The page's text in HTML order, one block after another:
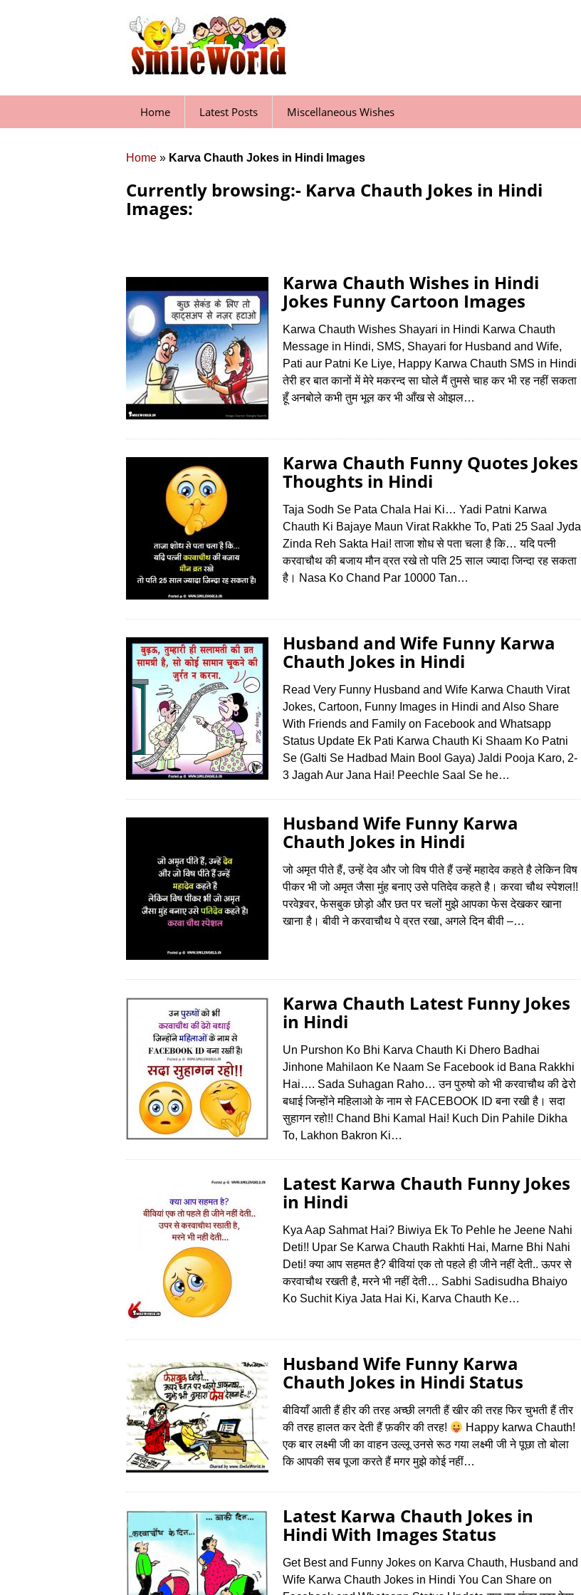
Home Latest Posts Miscellaneous Wishes
Home » Karva Chauth Jokes in Hindi Images
Currently browsing:- Karva Chauth Jokes in Hindi
Images:
Karwa Chauth Wishes in Hindi
Jokes Funny Cartoon Images
Karwa Chauth Wishes Shayari in Hindi Karwa Chauth
Message in Hindi, SMS, Shayari for Husband and Wife,
Pati aur Patni Ke Liye, Happy Karwa Chauth SMS in Hindi
तेरी हर बात कानों में मेरे मकरन्द सा घोले मैं तुमसे चाह कर भी रह नहीं सकता
हूँ अनबोले कभी तुम भूल कर भी आँख से ओझल…
Karwa Chauth Funny Quotes Jokes
Thoughts in Hindi
Taja Sodh Se Pata Chala Hai Ki… Yadi Patni Karwa
Chauth Ki Bajaye Maun Virat Rakkhe To, Pati 25 Saal Jyda
Zinda Reh Sakta Hai! ताजा शोध से पता चला है कि… यदि पत्‍नी
करवाचौथ की बजाय मौन व्रत रखे तो पति 25 साल ज्‍यादा जिन्‍दा रह सकता
है। Nasa Ko Chand Par 10000 Tan…
Husband and Wife Funny Karwa
Chauth Jokes in Hindi
Read Very Funny Husband and Wife Karwa Chauth Virat
Jokes, Cartoon, Funny Images in Hindi and Also Share
With Friends and Family on Facebook and Whatsapp
Status Update Ek Pati Karwa Chauth Ki Shaam Ko Patni
Se (Galti Se Hadbad Main Bool Gaya) Jaldi Pooja Karo, 2-
3 Jagah Aur Jana Hai! Peechle Saal Se he…
Husband Wife Funny Karwa
Chauth Jokes in Hindi
जो अमृत पीते हैं, उन्‍हें देव और जो विष पीते हैं उन्‍हें महादेव कहते है लेकिन विष
पीकर भी जो अमृत जैसा मुंह बनाए उसे पतिदेव कहते है। करवा चौथ स्‍पेशल!!
परवेश्र्वर, फेसबुक छोड़ो और छत पर चलों मुझे आपका फेस देखकर खाना
खाना है। बीवी ने करवाचौथ पे व्रत रखा, अगले दिन बीवी –…
Karwa Chauth Latest Funny Jokes
in Hindi
Un Purshon Ko Bhi Karva Chauth Ki Dhero Badhai
Jinhone Mahilaon Ke Naam Se Facebook id Bana Rakkhi
Hai…. Sada Suhagan Raho… उन पुरुषो को भी करवाचौथ की ढेरो
बधाई जिन्होंने महिलाओ के नाम से FACEBOOK ID बना रखी है। सदा
सुहागन रहो!! Chand Bhi Kamal Hai! Kuch Din Pahile Dikha
To, Lakhon Bakron Ki…
Latest Karwa Chauth Funny Jokes
in Hindi
Kya Aap Sahmat Hai? Biwiya Ek To Pehle he Jeene Nahi
Deti!! Upar Se Karwa Chauth Rakhti Hai, Marne Bhi Nahi
Deti! क्या आप सहमत है? बीवियां एक तो पहले ही जीने नहीं देती.. ऊपर से
करवाचौथ रखती है, मरने भी नहीं देती… Sabhi Sadisudha Bhaiyo
Ko Suchit Kiya Jata Hai Ki, Karva Chauth Ke…
Husband Wife Funny Karwa
Chauth Jokes in Hindi Status
बीवियाँ आती हैं हीर की तरह अच्छी लगती हैं खीर की तरह फिर चुभती हैं तीर
की तरह हालत कर देती हैं फ़कीर की तरह!
Happy karwa Chauth!
एक बार लक्ष्मी जी का वाहन उल्लू उनसे रूठ गया लक्ष्मी जी ने पूछा तो बोला
कि आपकी सब पूजा करते हैं मगर मुझे कोई नहीं…
Latest Karwa Chauth Jokes in
Hindi With Images Status
Get Best and Funny Jokes on Karva Chauth, Husband and
Wife Karwa Chauth Jokes in Hindi You Can Share on